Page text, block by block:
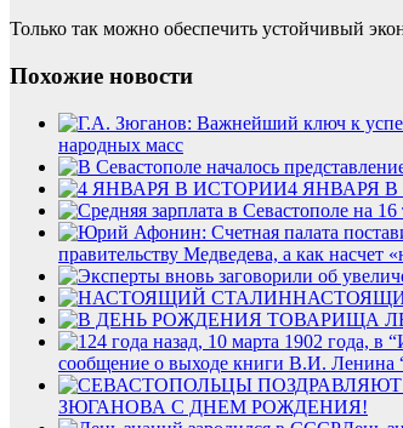
Только так можно обеспечить устойчивый
Похожие новости
народных масс
4 ЯНВАРЯ
правительству Медведева, а как насчет
сообщение о выходе книги В.И. Ленина
ЗЮГАНОВА С ДНЕМ РОЖДЕНИЯ!